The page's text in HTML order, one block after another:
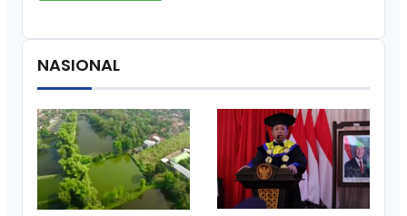
NASIONAL